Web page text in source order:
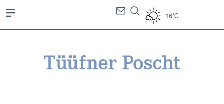
16°C